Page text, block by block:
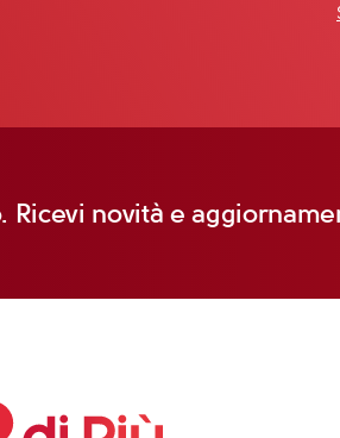
Ricevi novità e